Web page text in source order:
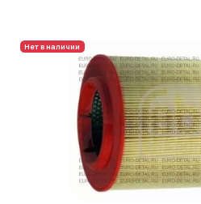
Нет в наличии